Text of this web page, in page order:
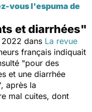
vous l'espuma de
et diarrhées"
2022 dans La revue
français indiquait
"pour des
et une diarrhée
après la
mal cuites, dont